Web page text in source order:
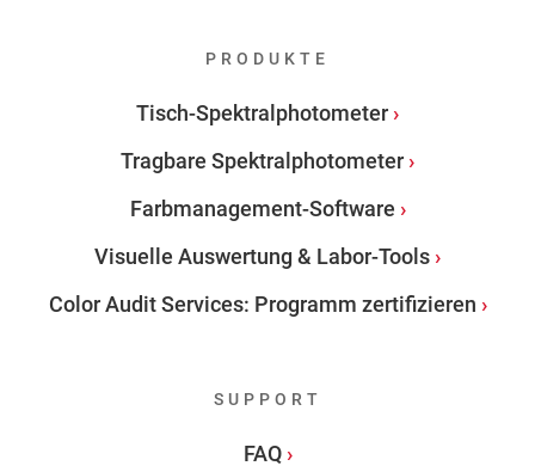
PRODUKTE
Tisch-Spektralphotometer
Tragbare Spektralphotometer
Farbmanagement-Software
Visuelle Auswertung & Labor-Tools
Color Audit Services: Programm zertifizieren
SUPPORT
FAQ